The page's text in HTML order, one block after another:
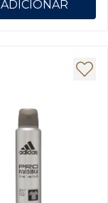
ADICIONAR